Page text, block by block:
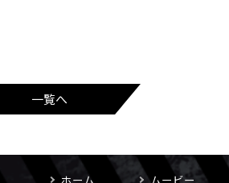
一覧へ
ホーム ムービー